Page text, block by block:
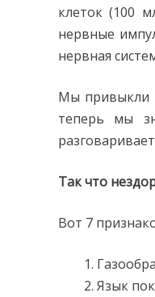
клеток (100
нервные
нервная
Мы привыкли
теперь мы
Так что
Вот 7
Язык